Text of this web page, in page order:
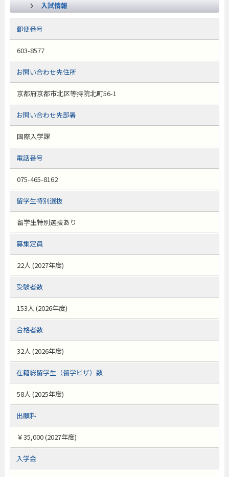
入試情報
郵便番号
603-8577
お問い合わせ先住所
京都府京都市北区等持院北町56-1
お問い合わせ先部署
国際入学課
電話番号
075-465-8162
留学生特別選抜
留学生特別選抜あり
募集定員
22人 (2027年度)
受験者数
153人 (2026年度)
合格者数
32人 (2026年度)
在籍総留学生（留学ビザ）数
58人 (2025年度)
出願料
￥35,000 (2027年度)
入学金